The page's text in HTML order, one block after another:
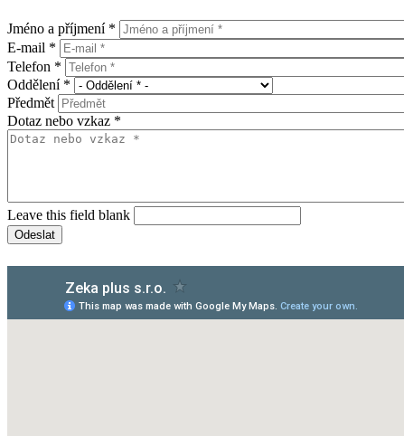
Jméno a příjmení *
E-mail *
Telefon *
Oddělení *
Předmět
Dotaz nebo vzkaz *
Leave this field blank